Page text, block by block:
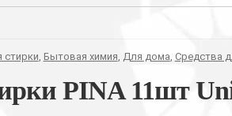
стирки, Бытовая химия, Для дома, Средства
PINA 11шт